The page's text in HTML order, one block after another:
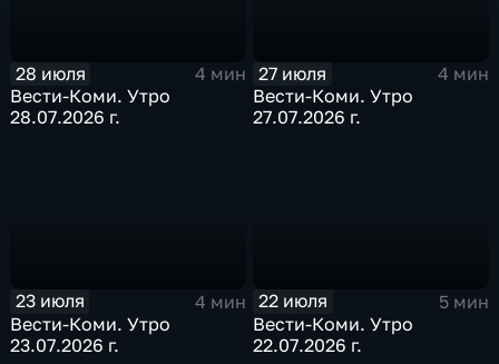
28 июля
4 мин
Вести-Коми. Утро
28.07.2026 г.
27 июля
4 мин
Вести-Коми. Утро
27.07.2026 г.
23 июля
4 мин
Вести-Коми. Утро
23.07.2026 г.
22 июля
5 мин
Вести-Коми. Утро
22.07.2026 г.